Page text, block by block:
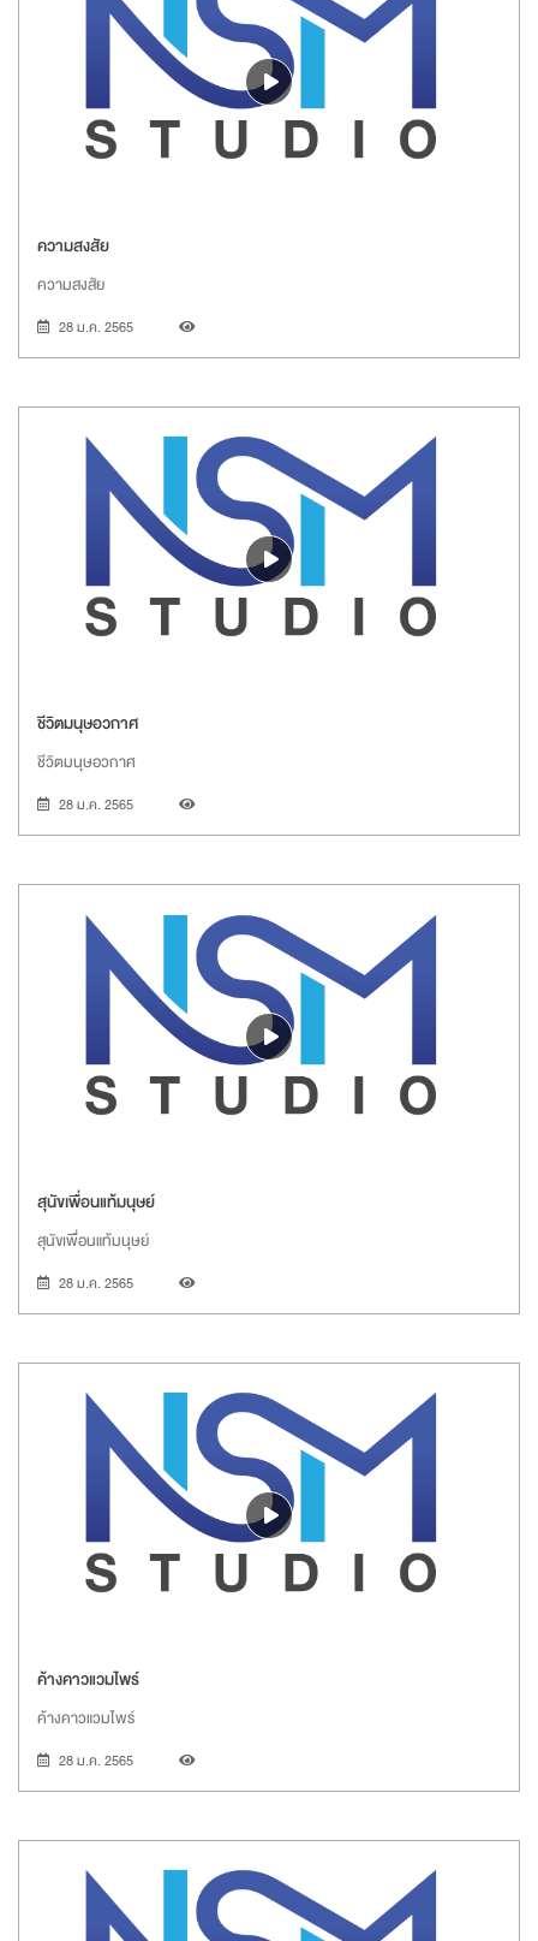
ความสงสัย
ความสงสัย
28 ม.ค. 2565
ชีวิตมนุษอวกาศ
ชีวิตมนุษอวกาศ
28 ม.ค. 2565
สุนัขเพื่อนแท้มนุษย์
สุนัขเพื่อนแท้มนุษย์
28 ม.ค. 2565
ค้างคาวแวมไพร์
ค้างคาวแวมไพร์
28 ม.ค. 2565